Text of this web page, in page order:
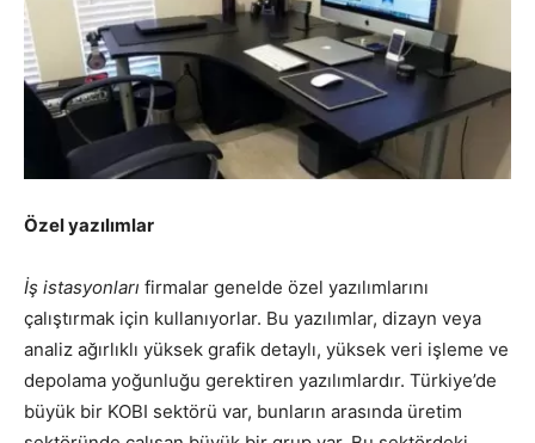
Özel yazılımlar
İş istasyonları firmalar genelde özel yazılımlarını
çalıştırmak için kullanıyorlar. Bu yazılımlar, dizayn veya
analiz ağırlıklı yüksek grafik detaylı, yüksek veri işleme ve
depolama yoğunluğu gerektiren yazılımlardır. Türkiye’de
büyük bir KOBI sektörü var, bunların arasında üretim